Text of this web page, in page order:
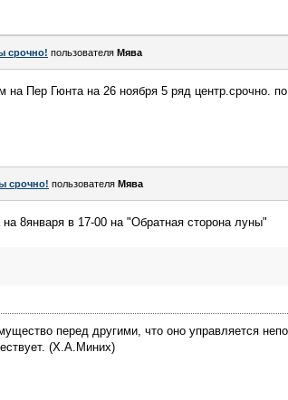
срочно! пользователя Мява
на Пер Гюнта на 26 ноября 5 ряд центр.срочно.
срочно! пользователя Мява
8января в 17-00 на "Обратная сторона луны"
перед другими, что оно управляется
(Х.А.Миних)